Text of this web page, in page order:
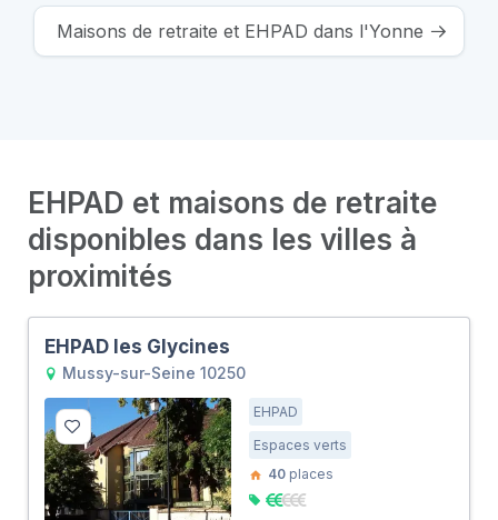
Maisons de retraite et EHPAD dans l'Yonne
EHPAD et maisons de retraite
disponibles dans les villes à
proximités
EHPAD les Glycines
Mussy-sur-Seine 10250
EHPAD
Espaces verts
40 places